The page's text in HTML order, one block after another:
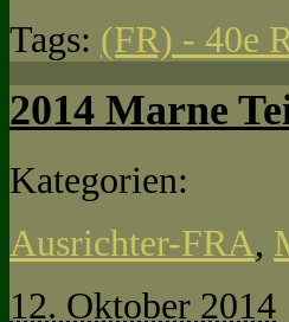
Tags: (FR) - 40e
2014 Marne
Kategorien:
Ausrichter-FRA,
12. Oktober 2014